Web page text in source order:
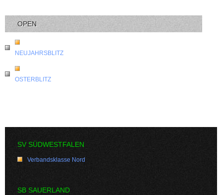
OPEN
NEUJAHRSBLITZ
OSTERBLITZ
SV SÜDWESTFALEN
Verbandsklasse Nord
SB SAUERLAND